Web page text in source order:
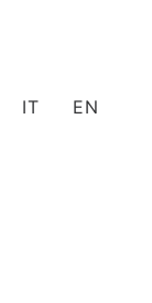
IT EN